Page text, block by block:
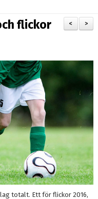
>
<
flickor
totalt. Ett för flickor 2016,